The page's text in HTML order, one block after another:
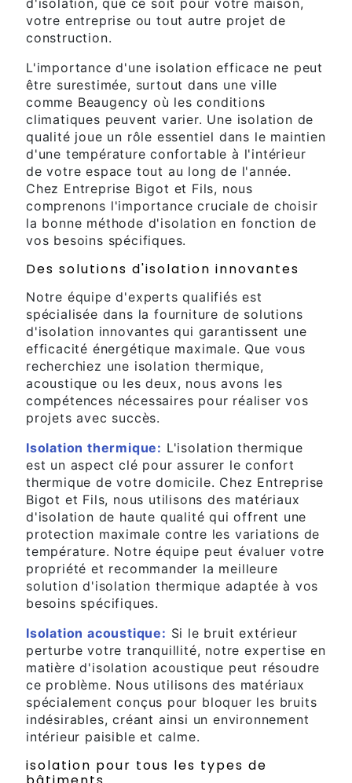
d'isolation, que ce soit pour votre maison,
votre entreprise ou tout autre projet de
construction.
L'importance d'une isolation efficace ne peut
être surestimée, surtout dans une ville
comme Beaugency où les conditions
climatiques peuvent varier. Une isolation de
qualité joue un rôle essentiel dans le maintien
d'une température confortable à l'intérieur
de votre espace tout au long de l'année.
Chez Entreprise Bigot et Fils, nous
comprenons l'importance cruciale de choisir
la bonne méthode d'isolation en fonction de
vos besoins spécifiques.
Des solutions d'isolation innovantes
Notre équipe d'experts qualifiés est
spécialisée dans la fourniture de solutions
d'isolation innovantes qui garantissent une
efficacité énergétique maximale. Que vous
recherchiez une isolation thermique,
acoustique ou les deux, nous avons les
compétences nécessaires pour réaliser vos
projets avec succès.
Isolation thermique: L'isolation thermique
est un aspect clé pour assurer le confort
thermique de votre domicile. Chez Entreprise
Bigot et Fils, nous utilisons des matériaux
d'isolation de haute qualité qui offrent une
protection maximale contre les variations de
température. Notre équipe peut évaluer votre
propriété et recommander la meilleure
solution d'isolation thermique adaptée à vos
besoins spécifiques.
Isolation acoustique: Si le bruit extérieur
perturbe votre tranquillité, notre expertise en
matière d'isolation acoustique peut résoudre
ce problème. Nous utilisons des matériaux
spécialement conçus pour bloquer les bruits
indésirables, créant ainsi un environnement
intérieur paisible et calme.
isolation pour tous les types de